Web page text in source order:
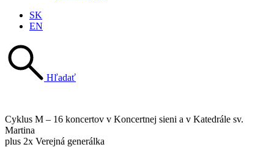
SK
EN
Hľadať
Cyklus M – 16 koncertov v Koncertnej sieni a v Katedrále sv.
Martina
plus 2x Verejná generálka